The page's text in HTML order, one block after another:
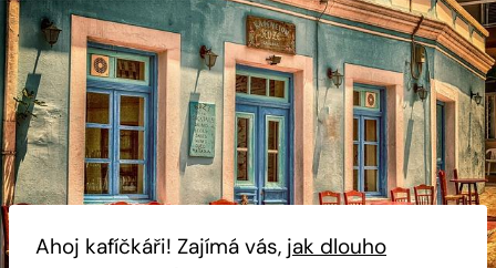
Ahoj‍ kafíčkáři! Zajímá ‍vás, jak dlouho